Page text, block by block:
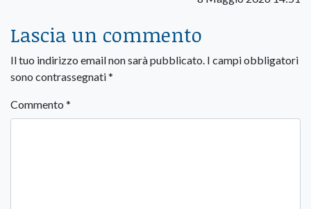
Lascia un commento
Il tuo indirizzo email non sarà pubblicato. I campi obbligatori
sono contrassegnati*
Commento *